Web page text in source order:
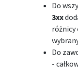
Do
3xx
różnicy
Do
-